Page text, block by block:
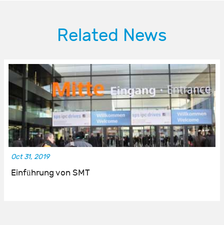
Related News
Oct 31, 2019
Einführung von SMT